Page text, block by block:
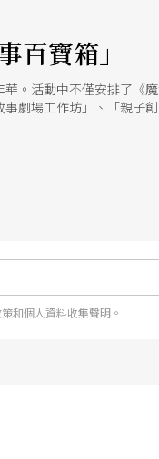
百寶箱」
。活動中不僅安排了《
劇場工作坊」、「親子
和個人資料收集聲明。